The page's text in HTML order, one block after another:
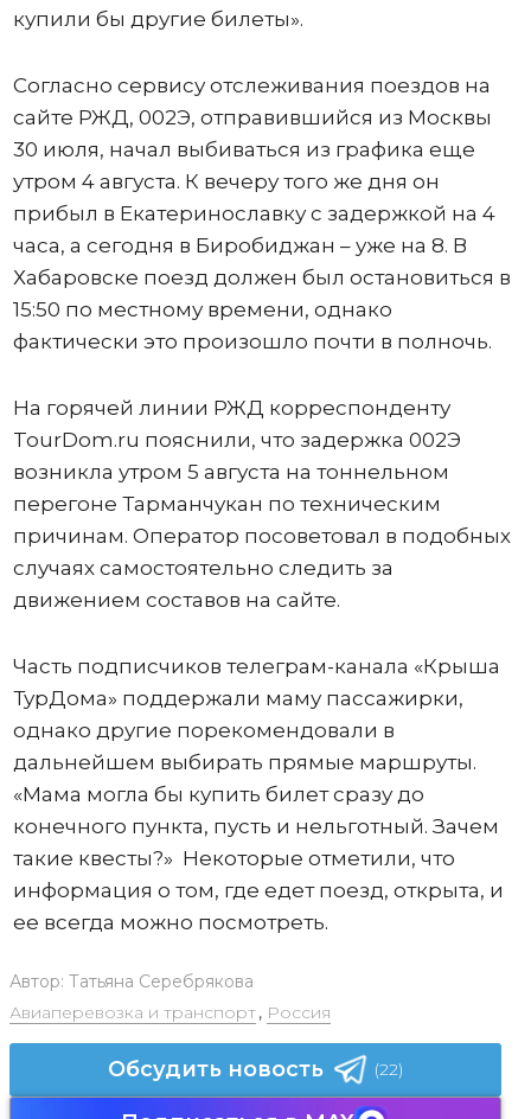
купили бы другие билеты».
Согласно сервису отслеживания поездов на
сайте РЖД, 002Э, отправившийся из Москвы
30 июля, начал выбиваться из графика еще
утром 4 августа. К вечеру того же дня он
прибыл в Екатеринославку с задержкой на 4
часа, а сегодня в Биробиджан – уже на 8. В
Хабаровске поезд должен был остановиться в
15:50 по местному времени, однако
фактически это произошло почти в полночь.
На горячей линии РЖД корреспонденту
TourDom.ru пояснили, что задержка 002Э
возникла утром 5 августа на тоннельном
перегоне Тарманчукан по техническим
причинам. Оператор посоветовал в подобных
случаях самостоятельно следить за
движением составов на сайте.
Часть подписчиков телеграм-канала «Крыша
ТурДома» поддержали маму пассажирки,
однако другие порекомендовали в
дальнейшем выбирать прямые маршруты.
«Мама могла бы купить билет сразу до
конечного пункта, пусть и нельготный. Зачем
такие квесты?» Некоторые отметили, что
информация о том, где едет поезд, открыта, и
ее всегда можно посмотреть.
Автор: Татьяна Серебрякова
Авиаперевозка и транспорт, Россия
Обсудить новость (22)